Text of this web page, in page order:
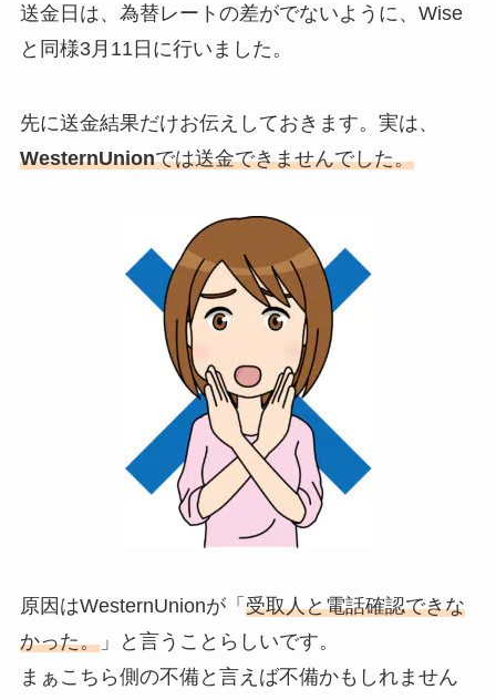
送金日は、為替レートの差がでないように、Wise
と同様3月11日に行いました。
先に送金結果だけお伝えしておきます。実は、
WesternUnionでは送金できませんでした。
原因はWesternUnionが「 受取人と電話確認できな
かった。」と言うことらしいです。
まぁこちら側の不備と言えば不備かもしれません